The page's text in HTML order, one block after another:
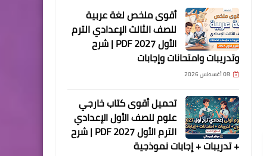
أقوى ملخص لغة عربية
للصف الثالث الإعدادي الترم
الأول 2027 PDF | شرح
وتدريبات وامتحانات وإجابات
08 أغسطس 2026
تحميل أقوى كتاب خارجي
علوم للصف الأول الإعدادي
الترم الأول 2027 PDF | شرح
+ تدريبات + إجابات نموذجية